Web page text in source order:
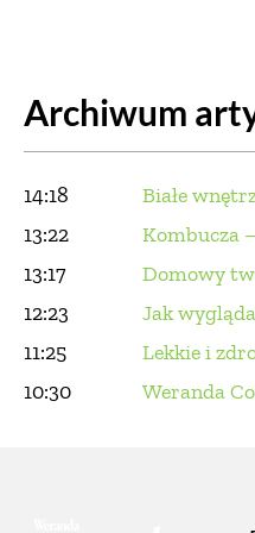
Archiwum
14:18
Białe
13:22
Kombucza
13:17
Domowy
12:23
Jak
11:25
Lekkie i
10:30
Weranda